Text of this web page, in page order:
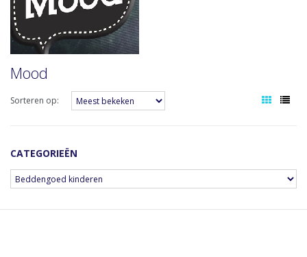
Mood
Sorteren op:
CATEGORIEËN